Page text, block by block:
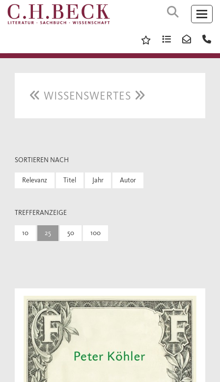
WISSENSWERTES
SORTIEREN NACH
Relevanz Titel Jahr Autor
TREFFERANZEIGE
10 25 50 100